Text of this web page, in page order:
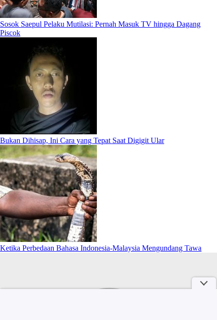
Sosok Saepul Pelaku Mutilasi: Pernah Masuk TV hingga Dagang
Piscok
Bukan Dihisap, Ini Cara yang Tepat Saat Digigit Ular
Ketika Perbedaan Bahasa Indonesia-Malaysia Mengundang Tawa